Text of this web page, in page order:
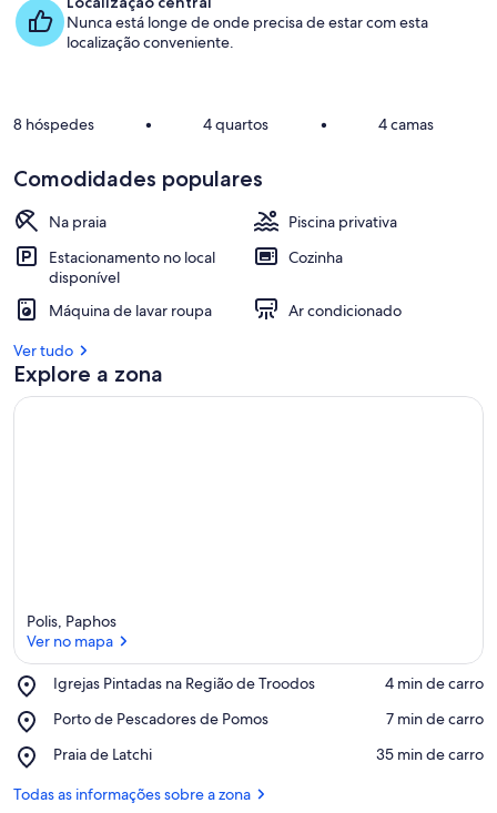
Nunca está longe de onde precisa de estar com esta
localização conveniente.
8 hóspedes • 4 quartos • 4 camas
Comodidades populares
Na praia
Piscina privativa
Estacionamento no local
disponível
Cozinha
Máquina de lavar roupa
Ar condicionado
Ver tudo
Explore a zona
Polis, Paphos
Ver no mapa
Igrejas Pintadas na Região de Troodos
Place,
Pintadas
Região
Troodos
‪4 min de carro‬
Porto de Pescadores de Pomos
Place,
de
de
‪7 min de carro‬
Praia de Latchi
Place,
de
‪35 min de carro‬
Todas as informações sobre a zona